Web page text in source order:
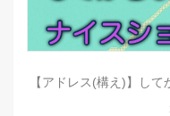
【アドレス(構え)】し